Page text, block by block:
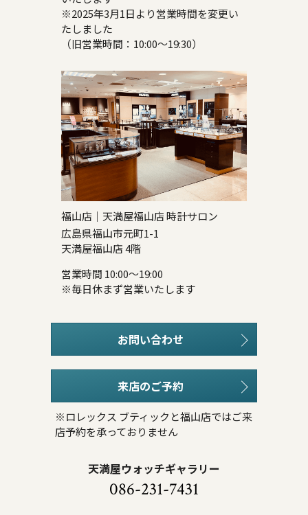
※2025年3月1日より営業時間を変更い
たしました
（旧営業時間：10:00～19:30）
福山店｜天満屋福山店 時計サロン
広島県福山市元町1-1
天満屋福山店 4階
営業時間 10:00～19:00
※毎日休まず営業いたします
お問い合わせ
来店のご予約
※ロレックス ブティックと福山店ではご来
店予約を承っておりません
天満屋ウォッチギャラリー
086-231-7431